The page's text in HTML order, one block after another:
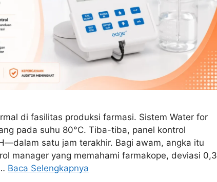
di fasilitas produksi farmasi. Sistem Water for
pada suhu 80°C. Tiba-tiba, panel kontrol
satu jam terakhir. Bagi awam, angka itu
manager yang memahami farmakope, deviasi 0,3
Baca Selengkapnya